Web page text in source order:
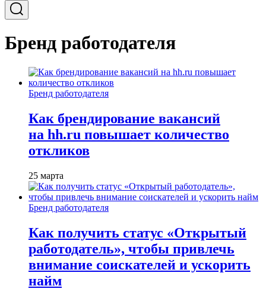
Бренд работодателя
Бренд работодателя
Как брендирование вакансий
на hh.ru повышает количество
откликов
25 марта
Бренд работодателя
Как получить статус «Открытый
работодатель», чтобы привлечь
внимание соискателей и ускорить
найм